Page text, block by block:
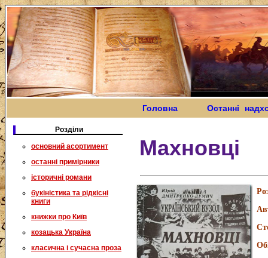
Головна Останні
Розділи
основний асортимент
останні примірники
історичні романи
букіністика та рідкісні
книги
книжки про Київ
козацька Україна
класична і сучасна проза
Махновці